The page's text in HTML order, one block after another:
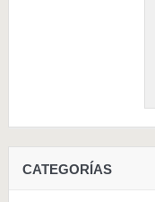
CATEGORÍAS